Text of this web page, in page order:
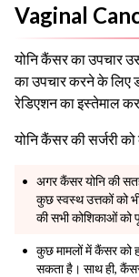
Vaginal
योनि कैंसर का उपचार
का उपचार करने के लिए
रेडिएशन का इस्तेमाल
योनि कैंसर की सर्जरी
अगर कैंसर योनि की
कुछ स्वस्थ उत्तकों को
की सभी कोशिकाओं को
कुछ मामलों में कैंसर को
सकता है। साथ ही,